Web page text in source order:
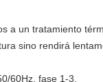
a un tratamiento
sino rendirá
60Hz, fase 1-3.